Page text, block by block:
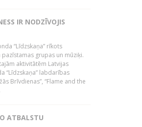
IR NODZĪVOJIS
“Līdzskaņa” rīkots
grupas un mūziķi.
aktivitātēm Latvijas
“Līdzskaņa” labdarības
Brīvdienas”, “Flame and the
ATBALSTU